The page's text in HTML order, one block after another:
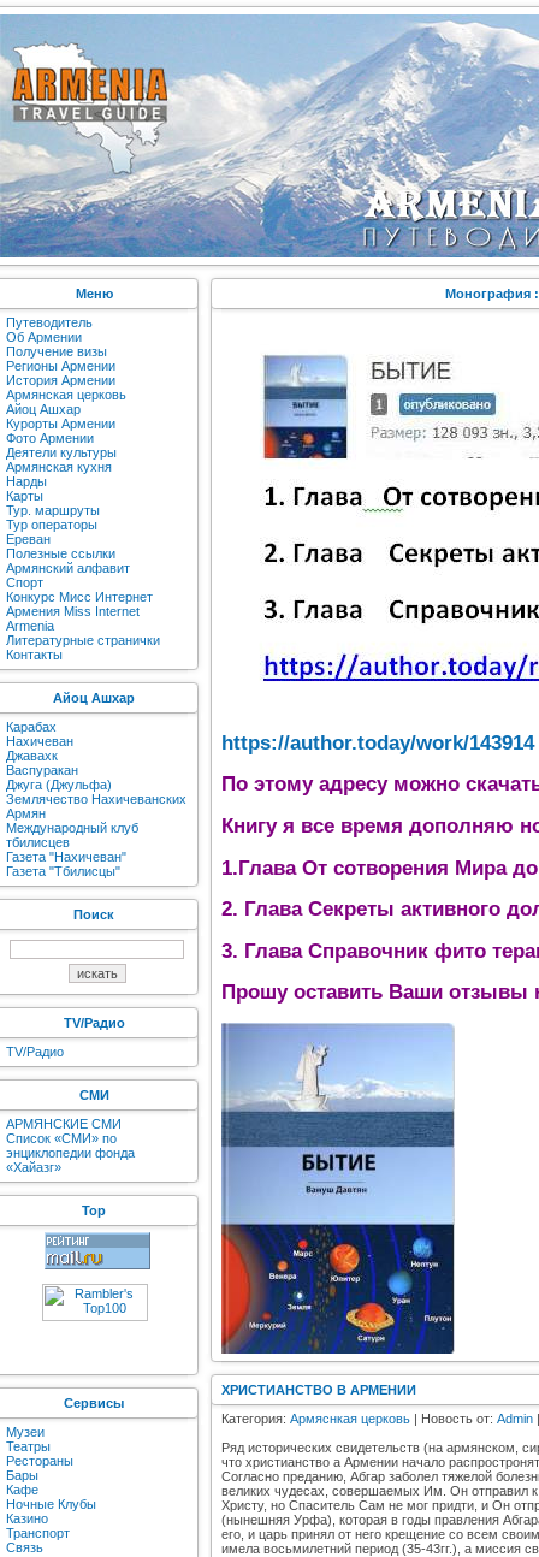
Меню
Путеводитель
Об Армении
Получение визы
Регионы Армении
История Армении
Армянская церковь
Айоц Ашхар
Курорты Армении
Фото Армении
Деятели культуры
Армянская кухня
Нарды
Карты
Тур. маршруты
Тур операторы
Ереван
Полезные ссылки
Армянский алфавит
Спорт
Конкурс Мисс Интернет
Армения Miss Internet
Armenia
Литературные странички
Контакты
Айоц Ашхар
Карабах
Нахичеван
Джавахк
Васпуракан
Джуга (Джульфа)
Землячество Нахичеванских
Армян
Международный клуб
тбилисцев
Газета "Нахичеван"
Газета "Тбилисцы"
Поиск
TV/Радио
TV/Радио
СМИ
АРМЯНСКИЕ СМИ
Список «СМИ» по
энциклопедии фонда
«Хайазг»
Top
Сервисы
Музеи
Театры
Рестораны
Бары
Кафе
Ночные Клубы
Казино
Транспорт
Связь
Монография
https://author.today/work/143914
По этому адресу можно
Книгу я все время дополняю
1.Глава От сотворения Мира
2. Глава Секреты активного
3. Глава Справочник фито
Прошу оставить Ваши отзывы
ХРИСТИАНСТВО В АРМЕНИИ
Категория: Армяснкая церковь | Новость от: Admin
Ряд исторических свидетельств (на армянском,
что христианство а Армении начало
Согласно преданию, Абгар заболел тяжелой
великих чудесах, совершаемых Им. Он отправил
Христу, но Спаситель Сам не мог придти, и Он
(нынешняя Урфа), которая в годы правления
его, и царь принял от него крещение со всем
имела восьмилетний период (35-43гг.), а миcсия